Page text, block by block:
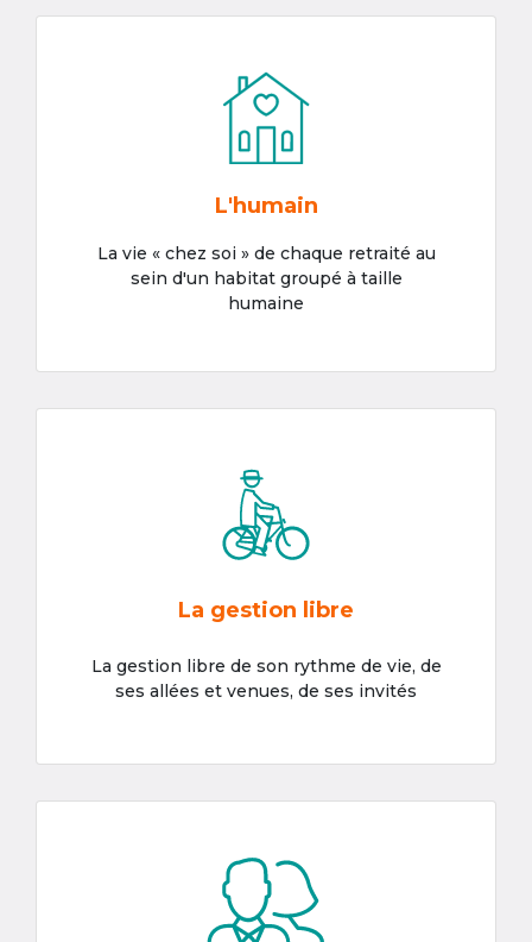
L'humain
La vie « chez soi » de chaque retraité au
sein d'un habitat groupé à taille
humaine
La gestion libre
La gestion libre de son rythme de vie, de
ses allées et venues, de ses invités